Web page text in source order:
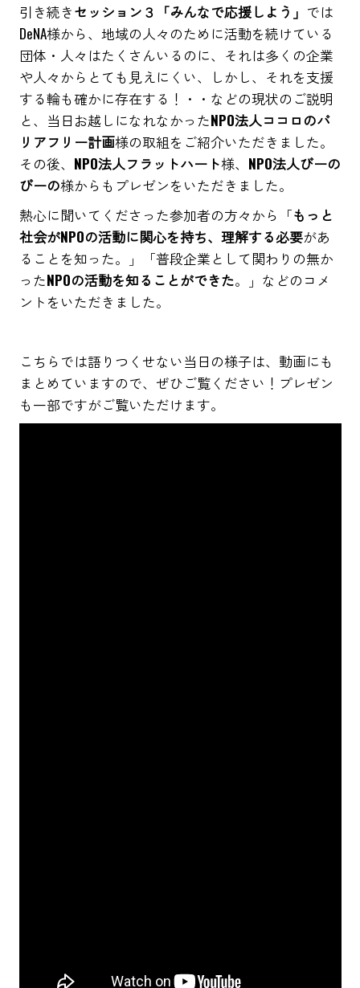
引き続きセッション３「みんなで応援しよう」 では
DeNA様から、地域の人々のために活動を続けている
団体・人々はたくさんいるのに、それは多くの企業
や人々からとても見えにくい、しかし、それを支援
する輪も確かに存在する！・・などの現状のご説明
と、当日お越しになれなかったNPO法人ココロのバ
リアフリー計画様の取組をご紹介いただきました。
その後、 NPO法人フラットハート様、 NPO法人びーの
びーの様からもプレゼンをいただきました。
熱心に聞いてくださった参加者の方々から「もっと
社会がNPOの活動に関心を持ち、理解する必要があ
ることを知った。」「普段企業として関わりの無か
ったNPOの活動を知ることができた。」などのコメ
ントをいただきました。
こちらでは語りつくせない当日の様子は、動画にも
まとめていますので、ぜひご覧ください！プレゼン
も一部ですがご覧いただけます。